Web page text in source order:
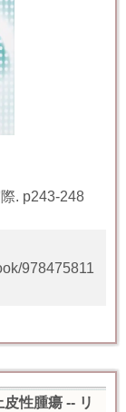
. p243-248
978475811
性腫瘍 -- リ